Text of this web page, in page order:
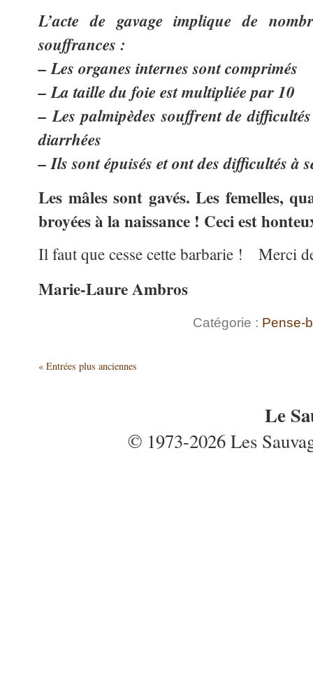
L’acte de gavage implique de
souffrances :
– Les organes internes sont comprimés
– La taille du foie est multipliée par 10
– Les palmipèdes souffrent de
diarrhées
– Ils sont épuisés et ont des difficultés à
Les mâles sont gavés. Les femelles,
broyées à la naissance ! Ceci est
Il faut que cesse cette barbarie ! Merci
Marie-Laure Ambros
Catégorie : Pense-
« Entrées plus anciennes
Le
© 1973-2026 Les